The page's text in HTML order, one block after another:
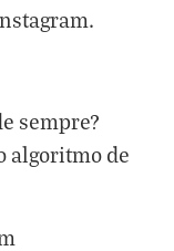
.
sempre?
algoritmo de